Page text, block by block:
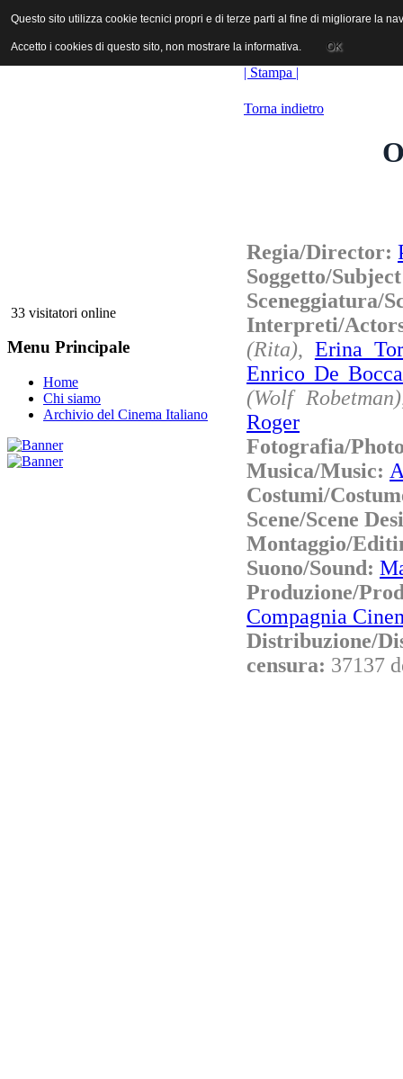
ANICA | Associazione Nazionale Industrie Cinematografiche
33 visitatori online
Menu Principale
Home
Chi siamo
Archivio del Cinema Italiano
| Stampa |
Torna indietro
Regia/Director:
Soggetto/
Sceneggiatura/
Interpreti/
(Rita), Erina
Enrico De
(Wolf Robetman)
Roger
Fotografia/
Musica/Music:
Costumi/
Scene/Scene
Montaggio/
Suono/Sound:
Produzione/
Compagnia
Distribuzione/
censura: 37137
Questo sito utilizza cookie tecnici propri e di terze parti al fine di migliorare la
Accetto i cookies di questo sito, non mostrare la informativa. OK
Questo sito utilizza cookie tecnici propri e di terze parti al fine di migliorare la
Accetto i cookies di questo sito, non mostrare la informativa. OK